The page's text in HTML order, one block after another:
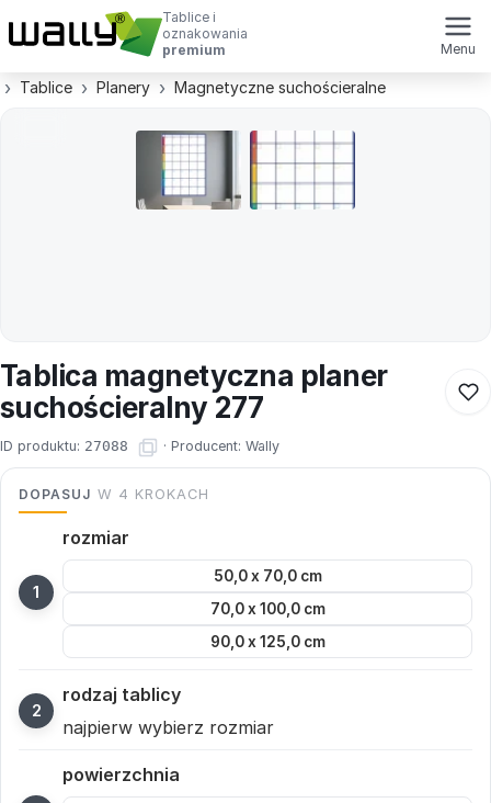
Tablice i
oznakowania
premium
Menu
Tablice Planery Magnetyczne suchościeralne
Tablica magnetyczna planer
suchościeralny 277
ID produktu: 27088 · Producent: Wally
DOPASUJ W 4 KROKACH
rozmiar
50,0 x 70,0 cm
70,0 x 100,0 cm
90,0 x 125,0 cm
rodzaj tablicy
najpierw wybierz rozmiar
powierzchnia